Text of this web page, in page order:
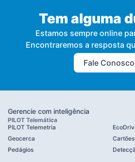
de sensores pode ser
Tem alguma
Estamos sempre online
Encontraremos a resposta
Fale Conosco
Gerencie com inteligência
PILOT Telemática
PILOT Telemetria
Geocerca
Pedágios